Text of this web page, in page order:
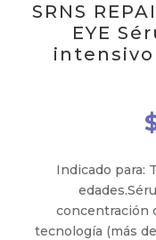
SRNS
EYE
Indicado para:
concentración
tecnología (más